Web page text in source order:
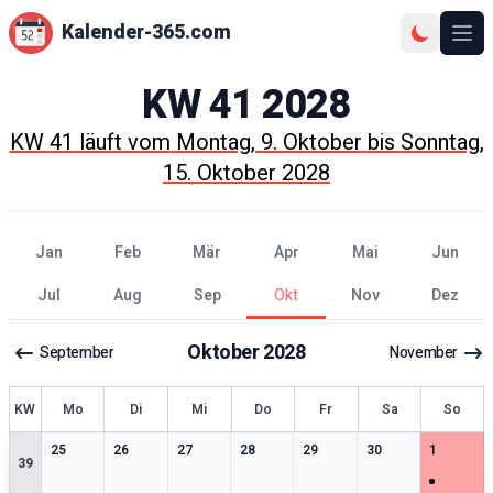
Kalender-365.com
KW41 2028
KW41läuft vomMontag, 9. OktoberbisSonntag,
15. Oktober 2028
Jan Feb Mär Apr Mai
Jun
Jul
Aug Sep Okt Nov Dez
September Oktober2028 November
KW Mo Di Mi Do Fr Sa So
39
25
0særlige datoer
26
0særlige datoer
27
0særlige datoer
28
0særlige datoer
29
0særlige datoer
30
0særlige datoer
11